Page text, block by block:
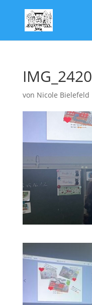
IMG_2420
von Nicole Bielefeld